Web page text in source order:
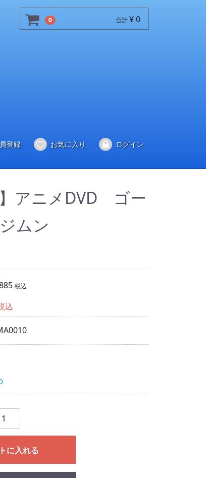
0
合計¥ 0
登録 お気に入り ログイン
】アニメDVD ゴー
ムン
税込
込
に入れる